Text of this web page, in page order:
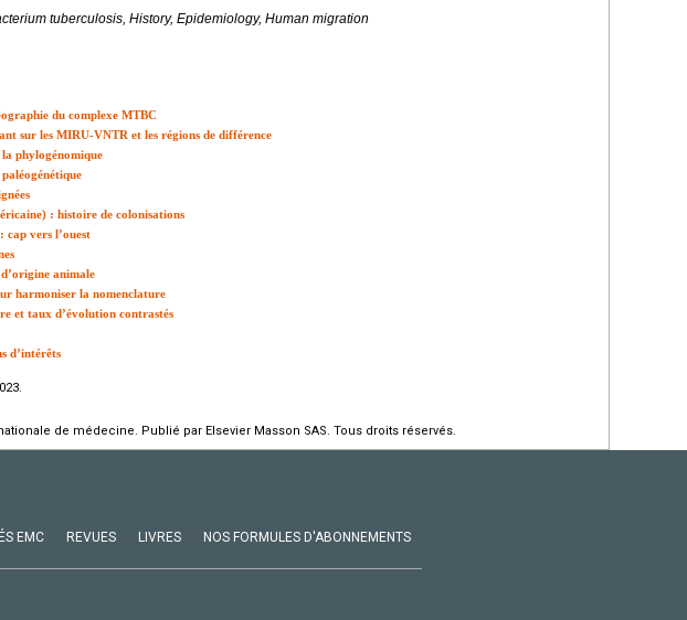
tuberculosis, History, Epidemiology, Human migration
du complexe MTBC
sur les MIRU-VNTR et les régions de différence
phylogénomique
: histoire de colonisations
cap vers l’ouest
animale
harmoniser la nomenclature
et taux d’évolution contrastés
d’intérêts
de médecine. Publié par Elsevier Masson SAS. Tous droits réservés.
EMC REVUES LIVRES NOS FORMULES D'ABONNEMENTS